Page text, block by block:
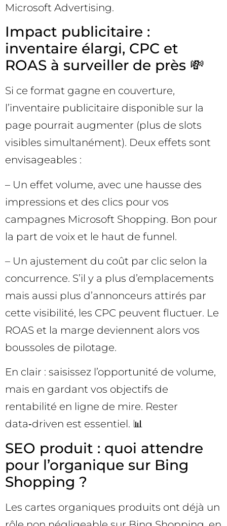
Microsoft Advertising.
Impact publicitaire :
inventaire élargi, CPC et
ROAS à surveiller de près 💸
Si ce format gagne en couverture,
l’inventaire publicitaire disponible sur la
page pourrait augmenter (plus de slots
visibles simultanément). Deux effets sont
envisageables :
– Un effet volume, avec une hausse des
impressions et des clics pour vos
campagnes Microsoft Shopping. Bon pour
la part de voix et le haut de funnel.
– Un ajustement du coût par clic selon la
concurrence. S’il y a plus d’emplacements
mais aussi plus d’annonceurs attirés par
cette visibilité, les CPC peuvent fluctuer. Le
ROAS et la marge deviennent alors vos
boussoles de pilotage.
En clair : saisissez l’opportunité de volume,
mais en gardant vos objectifs de
rentabilité en ligne de mire. Rester
data‑driven est essentiel. 📊
SEO produit : quoi attendre
pour l’organique sur Bing
Shopping ?
Les cartes organiques produits ont déjà un